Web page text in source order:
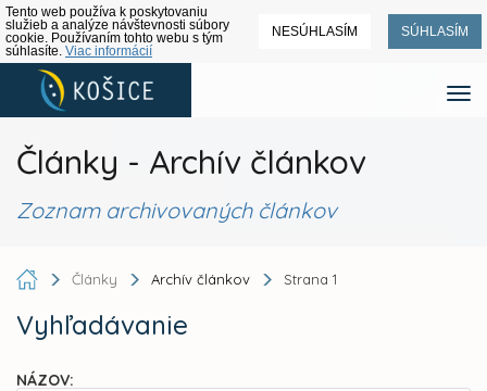
Tento web používa k poskytovaniu
služieb a analýze návštevnosti súbory
cookie. Používaním tohto webu s tým
súhlasíte. Viac informácií
NESÚHLASÍM SÚHLASÍM
Články - Archív článkov
Zoznam archivovaných článkov
Články Archív článkov Strana 1
Vyhľadávanie
NÁZOV: